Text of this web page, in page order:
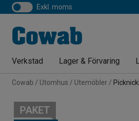
exkl. moms
Verkstad Lager & Förvaring
Cowab Utomhus Utemöbler
PAKET